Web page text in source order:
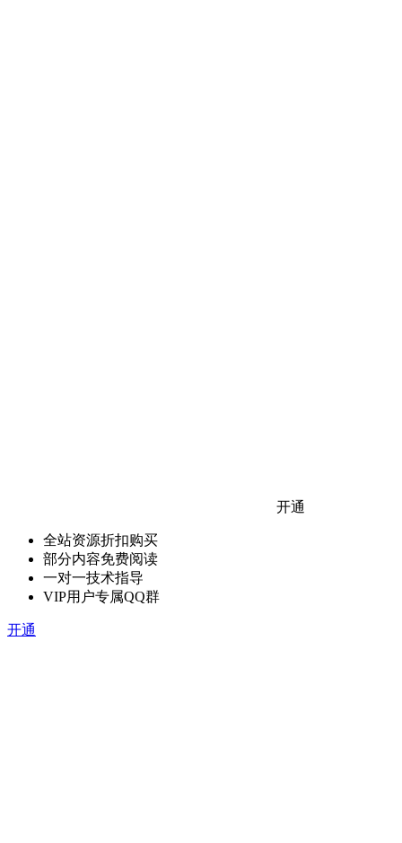
开通
全站资源折扣购买
部分内容免费阅读
一对一技术指导
VIP用户专属QQ群
开通